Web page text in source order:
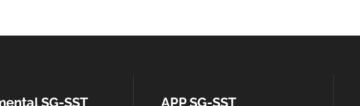
SG-SST APP SG-SST